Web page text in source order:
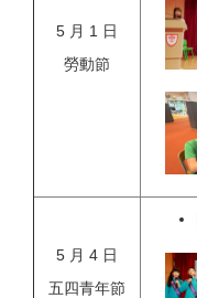
5 月 1 日
勞動節
5 月 4 日
五四青年節